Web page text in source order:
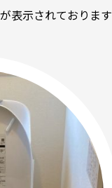
表示されております